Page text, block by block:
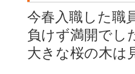
今春入職した職
負けず満開でし
大きな桜の木は